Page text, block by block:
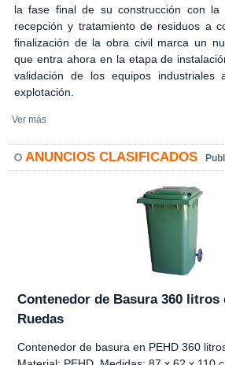
la fase final de su construcción con la
recepción y tratamiento de residuos a
finalización de la obra civil marca un
que entra ahora en la etapa de
validación de los equipos
explotación.
Ver más
ANUNCIOS CLASIFICADOS
Contenedor de Basura 360 litros
Ruedas
Contenedor de basura en PEHD 360